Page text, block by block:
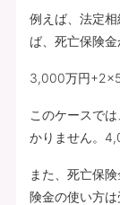
例えば、法定
ば、死亡保険金
3,000万円
このケースで
かりません。
また、死亡保
険金の使い方